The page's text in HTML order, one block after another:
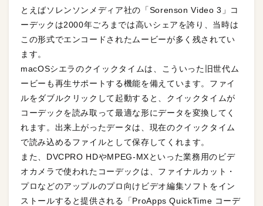
とえばソレンソンメディア社の「Sorenson Video 3」コ
ーデックは2000年ごろまでは高いシェアを誇り、当時は
この形式でエンコードされたムービーが多く残されてい
ます。
macOSシエラのクイックタイムは、こういった旧世代ム
ービーも再生サポートする機能を備えています。ファイ
ルをダブルクリックして起動すると、クイックタイムが
コーデックを読み取って最適な形にデータを変換してく
れます。出来上がったデータは、現在のクイックタイム
で読み込めるファイルとして保存してくれます。
また、DVCPRO HDやMPEG-MXといった業務用のビデ
オカメラで使われたコーデックは、ファイナルカット・
プロなどのアップルのプロ向けビデオ編集ソフトをイン
ストールすると提供される「ProApps QuickTime コーデ